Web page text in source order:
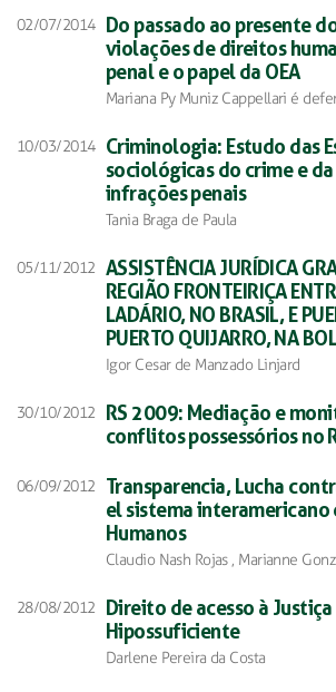
02/07/2014
Do passado ao presente do
violações de direitos
penal e o papel da OEA
Mariana Py Muniz Cappellari é
10/03/2014
Criminologia: Estudo das
sociológicas do crime e
infrações penais
Tania Braga de Paula
05/11/2012 ASSISTÊNCIA JURÍDICA
REGIÃO FRONTEIRIÇA
LADÁRIO, NO BRASIL, E
PUERTO QUIJARRO, NA
Igor Cesar de Manzado Linjard
30/10/2012
RS 2009: Mediação e
conflitos possessórios no
06/09/2012
Transparencia, Lucha
el sistema interamericano
Humanos
Claudio Nash Rojas , Marianne
28/08/2012
Direito de acesso à
Hipossuficiente
Darlene Pereira da Costa